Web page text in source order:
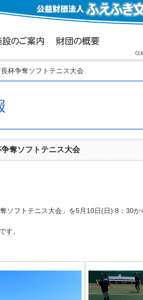
杯争奪ソフトテニス大会
奪ソフトテニス大会
奪ソフトテニス大会」を5月10日(日) 8：30
す。